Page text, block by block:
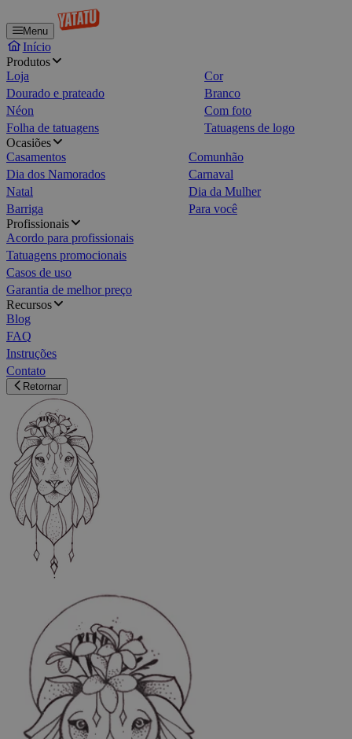
Menu
Início
Produtos
Loja
Cor
Dourado e prateado
Branco
Néon
Com foto
Folha de tatuagens
Tatuagens de logo
Ocasiões
Casamentos
Comunhão
Dia dos Namorados
Carnaval
Natal
Dia da Mulher
Barriga
Para você
Profissionais
Acordo para profissionais
Tatuagens promocionais
Casos de uso
Garantia de melhor preço
Recursos
Blog
FAQ
Instruções
Contato
Retornar